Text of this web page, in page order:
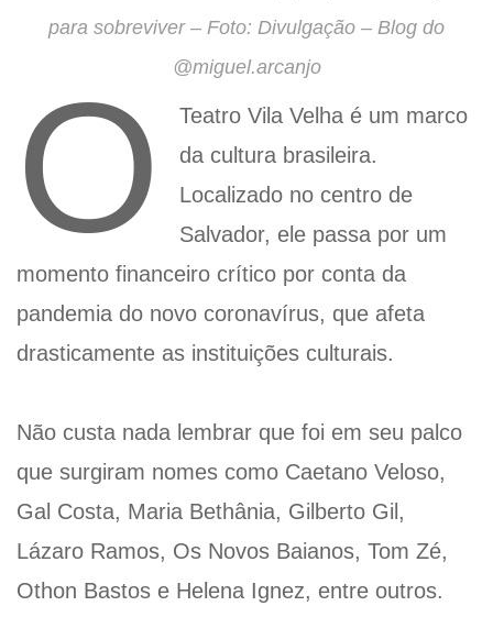
para sobreviver – Foto: Divulgação – Blog do
@miguel.arcanjo
O
Teatro Vila Velha é um marco
da cultura brasileira.
Localizado no centro de
Salvador, ele passa por um
momento financeiro crítico por conta da
pandemia do novo coronavírus, que afeta
drasticamente as instituições culturais.
Não custa nada lembrar que foi em seu palco
que surgiram nomes como Caetano Veloso,
Gal Costa, Maria Bethânia, Gilberto Gil,
Lázaro Ramos, Os Novos Baianos, Tom Zé,
Othon Bastos e Helena Ignez, entre outros.